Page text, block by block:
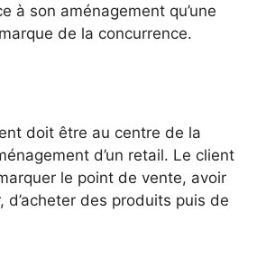
à son aménagement qu’une
de la concurrence.
doit être au centre de la
d’un retail. Le client
le point de vente, avoir
d’acheter des produits puis de